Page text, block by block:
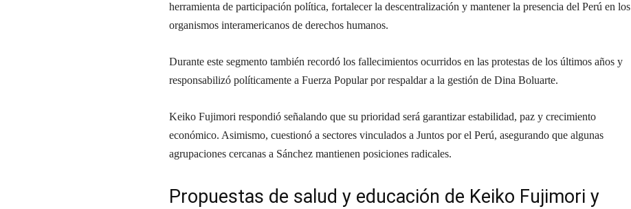
herramienta de participación política, fortalecer la descentralización y mantener la presencia del Perú en los
organismos interamericanos de derechos humanos.
Durante este segmento también recordó los fallecimientos ocurridos en las protestas de los últimos años y
responsabilizó políticamente a Fuerza Popular por respaldar a la gestión de Dina Boluarte.
Keiko Fujimori respondió señalando que su prioridad será garantizar estabilidad, paz y crecimiento
económico. Asimismo, cuestionó a sectores vinculados a Juntos por el Perú, asegurando que algunas
agrupaciones cercanas a Sánchez mantienen posiciones radicales.
Propuestas de salud y educación de Keiko Fujimori y